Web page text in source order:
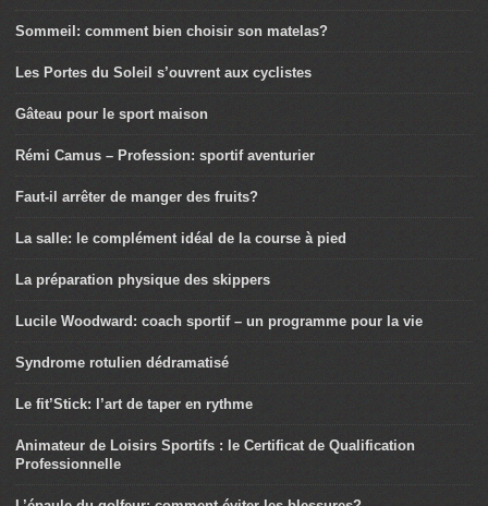
Sommeil: comment bien choisir son matelas?
Les Portes du Soleil s’ouvrent aux cyclistes
Gâteau pour le sport maison
Rémi Camus – Profession: sportif aventurier
Faut-il arrêter de manger des fruits?
La salle: le complément idéal de la course à pied
La préparation physique des skippers
Lucile Woodward: coach sportif – un programme pour la vie
Syndrome rotulien dédramatisé
Le fit’Stick: l’art de taper en rythme
Animateur de Loisirs Sportifs : le Certificat de Qualification
Professionnelle